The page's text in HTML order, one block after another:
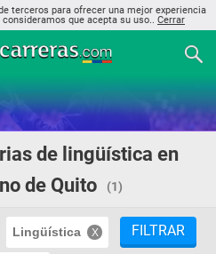
terceros para ofrecer una mejor experiencia
que acepta su uso.. Cerrar
de lingüística en
de Quito
(1)
Lingüística FILTRAR